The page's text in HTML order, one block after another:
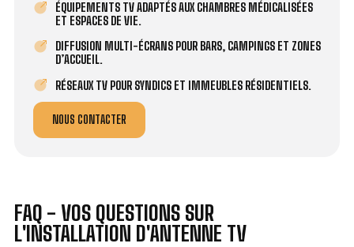
ÉQUIPEMENTS TV ADAPTÉS AUX CHAMBRES MÉDICALISÉES
ET ESPACES DE VIE.
DIFFUSION MULTI-ÉCRANS POUR BARS, CAMPINGS ET ZONES
D’ACCUEIL.
RÉSEAUX TV POUR SYNDICS ET IMMEUBLES RÉSIDENTIELS.
NOUS CONTACTER
FAQ - VOS QUESTIONS SUR
L'INSTALLATION D'ANTENNE TV